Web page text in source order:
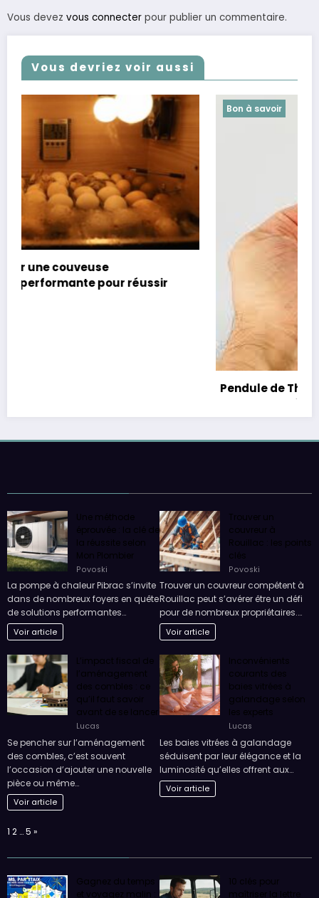
Vous devez vous connecter pour publier un commentaire.
Vous devriez voir aussi
Bon à savoir
Pendule de Thot : Techniques de Purification
Une méthode
éprouvée : la clé de
la réussite selon
Mon Plombier
Povoski
La pompe à chaleur Pibrac s’invite
dans de nombreux foyers en quête
de solutions performantes…
Voir article
Trouver un
couvreur à
Rouillac : les points
clés
Povoski
Trouver un couvreur compétent à
Rouillac peut s’avérer être un défi
pour de nombreux propriétaires.…
Voir article
L’impact fiscal de
l’aménagement
des combles : ce
qu’il faut savoir
avant de se lancer
Lucas
Se pencher sur l’aménagement
des combles, c’est souvent
l’occasion d’ajouter une nouvelle
Inconvénients
courants des
baies vitrées à
galandage selon
les experts
Lucas
Les baies vitrées à galandage
séduisent par leur élégance et la